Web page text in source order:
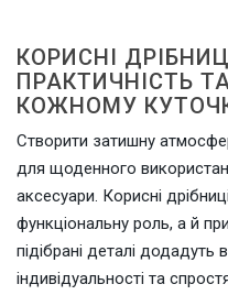
КОРИСНІ
ПРАКТИЧНІСТЬ
КОЖНОМУ
Створити затишну
для щоденного
аксесуари. Корисні
функціональну роль, а й
підібрані деталі додадуть
індивідуальності та